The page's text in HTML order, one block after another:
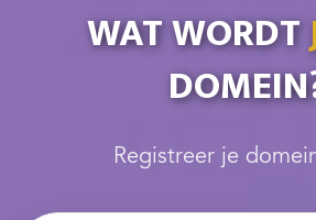
WAT WORDT
Registreer je